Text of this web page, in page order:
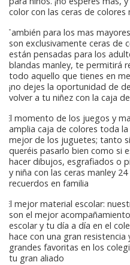
color con las ceras de colores
También para los mas
son exclusivamente ceras de
están pensadas para los
blandas manley, te permitirá
todo aquello que tienes en
¡no dejes la oportunidad de
volver a tu niñez con la caja
El momento de los juegos y
amplia caja de colores toda
mejor de los juguetes; tanto
queréis pasarlo bien como si
hacer dibujos, esgrafiados o
y niña con las ceras manley
recuerdos en familia
El mejor material escolar:
son el mejor
escolar y tu día a día en el
hace con una gran
grandes favoritas en los
tu gran aliado